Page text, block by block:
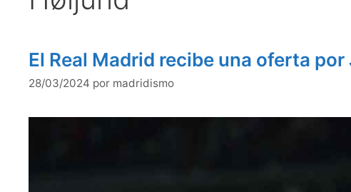
El Real Madrid recibe una oferta
28/03/2024 por madridismo